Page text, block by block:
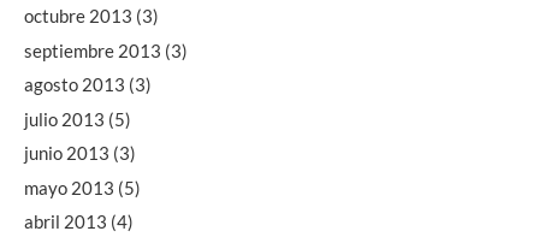
octubre 2013 (3)
septiembre 2013 (3)
agosto 2013 (3)
julio 2013 (5)
junio 2013 (3)
mayo 2013 (5)
abril 2013 (4)